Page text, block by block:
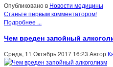
Опубликовано в Новости медицины
Станьте первым комментатором!
Подробнее ...
Чем вреден запойный
Среда, 11 Октябрь 2017 16:23 Автор